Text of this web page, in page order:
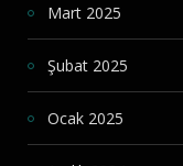
Mart 2025
Şubat 2025
Ocak 2025